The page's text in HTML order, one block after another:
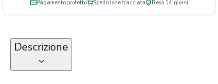
Pagamento protetto Spedizione tracciata Reso 14 giorni
Descrizione